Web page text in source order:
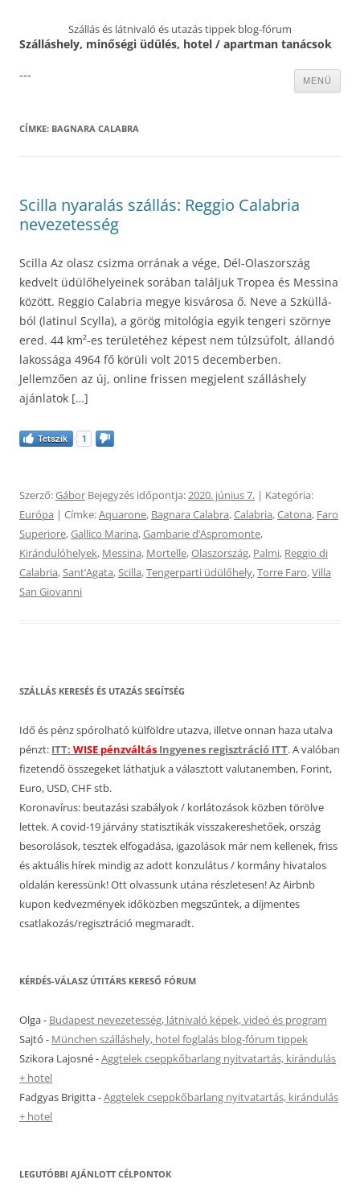
Szállás és látnivaló és utazás tippek blog-fórum
Szálláshely, minőségi üdülés, hotel / apartman tanácsok
MENÜ
---
CÍMKE: BAGNARA CALABRA
Scilla nyaralás szállás: Reggio Calabria
nevezetesség
Scilla Az olasz csizma orrának a vége, Dél-Olaszország
kedvelt üdülőhelyeinek sorában találjuk Tropea és Messina
között. Reggio Calabria megye kisvárosa ő. Neve a Szküllá-
ból (latinul Scylla), a görög mitológia egyik tengeri szörnye
ered. 44 km²-es területéhez képest nem túlzsúfolt, állandó
lakossága 4964 fő körüli volt 2015 decemberben.
Jellemzően az új, online frissen megjelent szálláshely
ajánlatok […]
Tetszik 1
Szerző:Gábor Bejegyzés időpontja:2020. június 7. | Kategória:
Európa | Címke:Aquarone, Bagnara Calabra,Calabria,Catona, Faro
Superiore,Gallico Marina,Gambarie dʼAspromonte,
Kirándulóhelyek, Messina, Mortelle,Olaszország, Palmi, Reggio di
Calabria,SantʼAgata,Scilla,Tengerparti üdülőhely,Torre Faro,Villa
San Giovanni
SZÁLLÁS KERESÉS ÉS UTAZÁS SEGÍTSÉG
Idő és pénz spórolható külföldre utazva, illetve onnan haza utalva
pénzt: ITT: WISE pénzváltás Ingyenes regisztráció ITT. A valóban
fizetendő összegeket láthatjuk a választott valutanemben, Forint,
Euro, USD, CHF stb.
Koronavírus: beutazási szabályok / korlátozások közben törölve
lettek. A covid-19 járvány statisztikák visszakereshetőek, ország
besorolások, tesztek elfogadása, igazolások már nem kellenek, friss
és aktuális hírek mindig az adott konzulátus / kormány hivatalos
oldalán keressünk! Ott olvassunk utána részletesen! Az Airbnb
kupon kedvezmények időközben megszűntek, a díjmentes
csatlakozás/regisztráció megmaradt.
KÉRDÉS-VÁLASZ ÚTITÁRS KERESŐ FÓRUM
Olga- Budapest nevezetesség, látnivaló képek, videó és program
Sajtó - München szálláshely, hotel foglalás blog-fórum tippek
Szikora Lajosné-Aggtelek cseppkőbarlang nyitvatartás, kirándulás
+ hotel
Fadgyas Brigitta-Aggtelek cseppkőbarlang nyitvatartás, kirándulás
+ hotel
LEGUTÓBBI AJÁNLOTT CÉLPONTOK